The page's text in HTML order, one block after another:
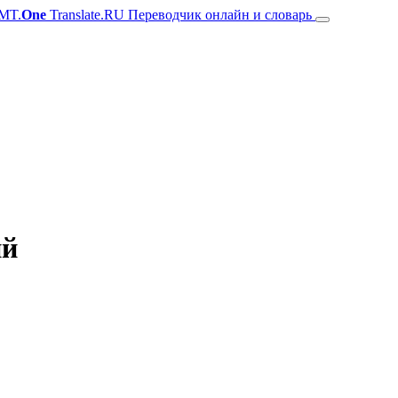
One Translate.RU Переводчик онлайн и словарь